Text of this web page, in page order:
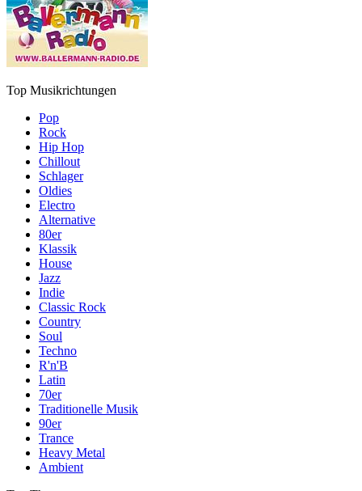
Top Musikrichtungen
Pop
Rock
Hip Hop
Chillout
Schlager
Oldies
Electro
Alternative
80er
Klassik
House
Jazz
Indie
Classic Rock
Country
Soul
Techno
R'n'B
Latin
70er
Traditionelle Musik
90er
Trance
Heavy Metal
Ambient